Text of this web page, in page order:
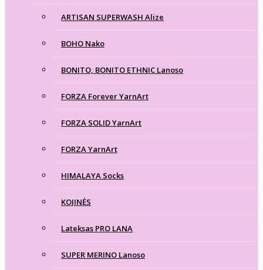
ARTISAN SUPERWASH Alize
BOHO Nako
BONITO, BONITO ETHNIC Lanoso
FORZA Forever YarnArt
FORZA SOLID YarnArt
FORZA YarnArt
HIMALAYA Socks
KOJINĖS
Lateksas PRO LANA
SUPER MERINO Lanoso